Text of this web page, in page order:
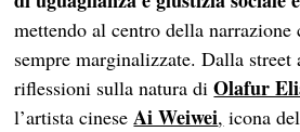
mettendo al centro della narrazione
sempre marginalizzate. Dalla
riflessioni sulla natura diOlafur
l’artista cineseAi Weiwei, icona